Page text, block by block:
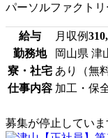
パーソルファクト
給与 月収例
勤務地
岡山県 津
寮・社宅 あり（無料
仕事内容 加工・保
募集が停止していま